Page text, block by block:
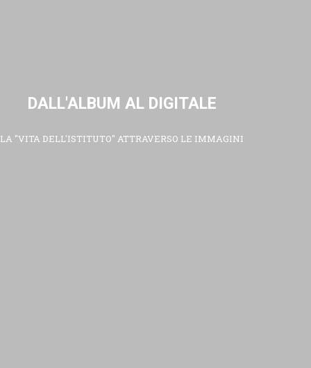
DALL'ALBUM AL DIGITALE
LA "VITA DELL'ISTITUTO" ATTRAVERSO LE IMMAGINI